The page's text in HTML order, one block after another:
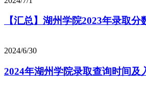
【汇总】湖州学院2023年录取分
2024/6/30
2024年湖州学院录取查询时间及